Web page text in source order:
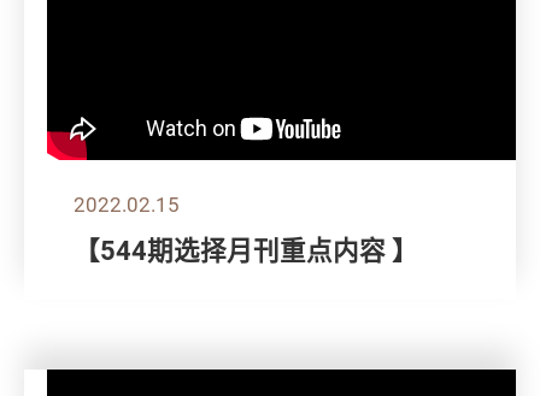
2022.02.15
【544期选择月刊重点内容 】